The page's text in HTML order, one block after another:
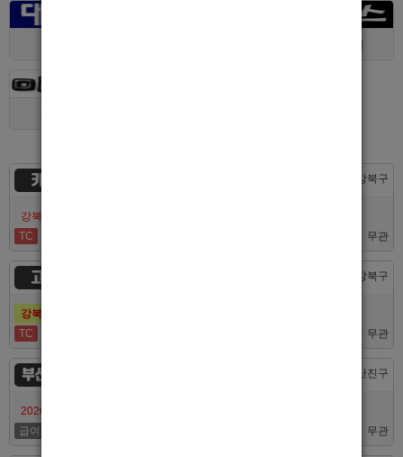
카지노 서울 > 강북구
강북호빠 No1 남보도 프라다 성북, 노원, 강북, 수유 원콜
TC
무관
고추밭 서울 > 강북구
강북호빠 1등 수유 남자도우미(호빠) 고추밭에서 선수 구합니다
TC
무관
부산서면루나 부산 > 부산진구
2026/7/10일 가성비 부산 호스트빠 루나에서 식구 구합니다
급여협의
무관